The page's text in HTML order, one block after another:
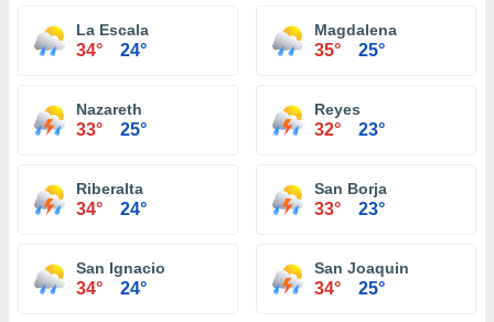
La Escala
34° 24°
Magdalena
35° 25°
Nazareth
33° 25°
Reyes
32° 23°
Riberalta
34° 24°
San Borja
33° 23°
San Ignacio
34° 24°
San Joaquin
34° 25°